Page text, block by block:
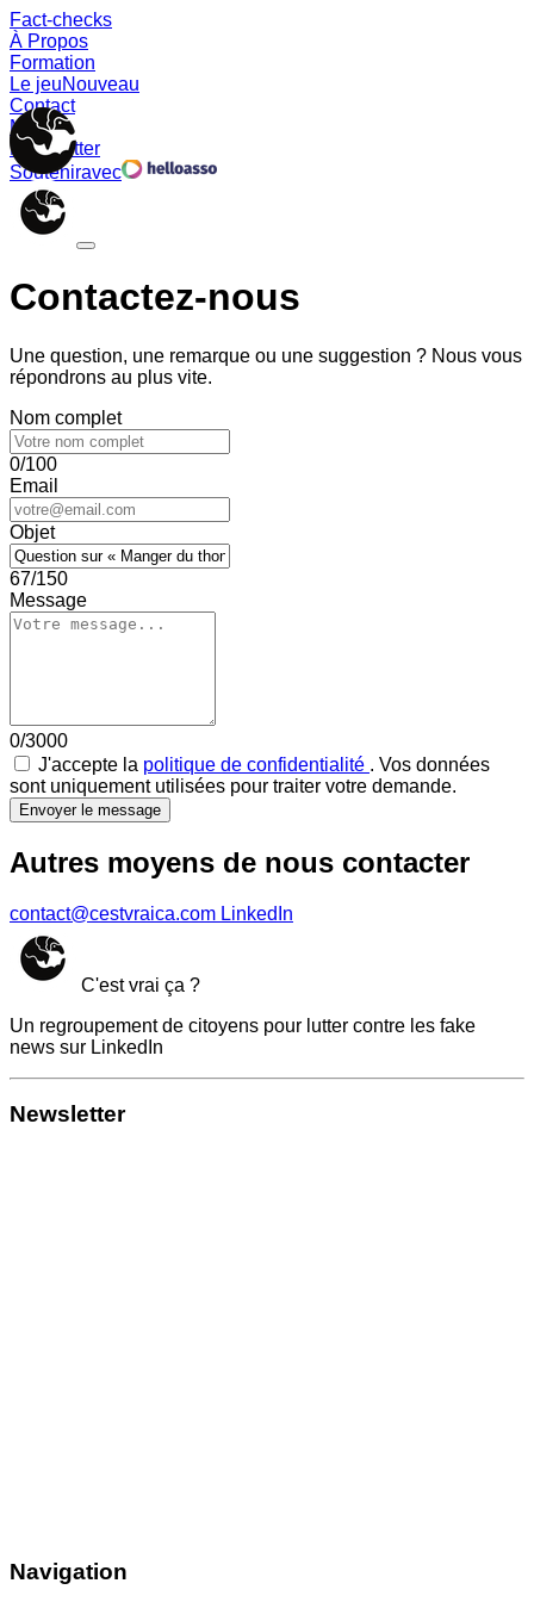
Fact-checks
À Propos
Formation
Le jeuNouveau
Contact
Memes
Newsletter
Souteniravec
Contactez-nous
Une question, une remarque ou une suggestion ? Nous vous
répondrons au plus vite.
Nom complet
0/100
Email
Objet
67/150
Message
0/3000
J'accepte la politique de confidentialité . Vos données
sont uniquement utilisées pour traiter votre demande.
Envoyer le message
Autres moyens de nous contacter
contact@cestvraica.com LinkedIn
C'est vrai ça ?
Un regroupement de citoyens pour lutter contre les fake
news sur LinkedIn
Newsletter
Navigation